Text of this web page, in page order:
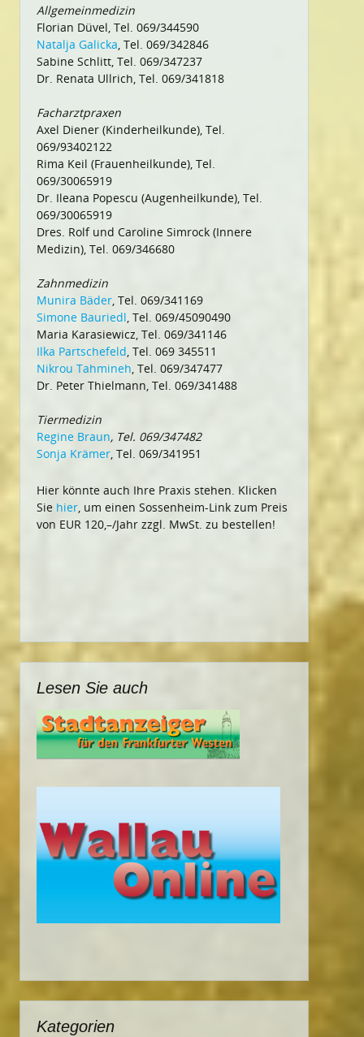
Allgemeinmedizin
Florian Düvel, Tel. 069/344590
Natalja Galicka, Tel. 069/342846
Sabine Schlitt, Tel. 069/347237
Dr. Renata Ullrich, Tel. 069/341818
Facharztpraxen
Axel Diener (Kinderheilkunde), Tel.
069/93402122
Rima Keil (Frauenheilkunde), Tel.
069/30065919
Dr. Ileana Popescu (Augenheilkunde), Tel.
069/30065919
Dres. Rolf und Caroline Simrock (Innere
Medizin), Tel. 069/346680
Zahnmedizin
Munira Bäder, Tel. 069/341169
Simone Bauriedl, Tel. 069/45090490
Maria Karasiewicz, Tel. 069/341146
Ilka Partschefeld, Tel. 069 345511
Nikrou Tahmineh, Tel. 069/347477
Dr. Peter Thielmann, Tel. 069/341488
Tiermedizin
Regine Braun, Tel. 069/347482
Sonja Krämer, Tel. 069/341951
Hier könnte auch Ihre Praxis stehen. Klicken
Sie hier, um einen Sossenheim-Link zum Preis
von EUR 120,–/Jahr zzgl. MwSt. zu bestellen!
Lesen Sie auch
Kategorien